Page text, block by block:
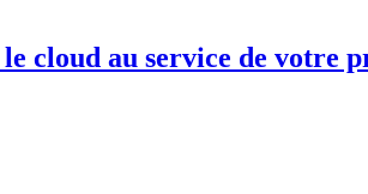
cloud au service de votre